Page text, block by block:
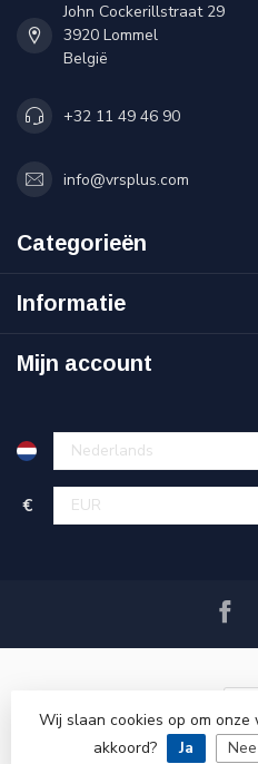
John Cockerillstraat 29
3920 Lommel
België
+32 11 49 46 90
info@vrsplus.com
Categorieën
Informatie
Mijn account
€
© Copyright
Wij slaan cookies op om
akkoord?
Ja Nee